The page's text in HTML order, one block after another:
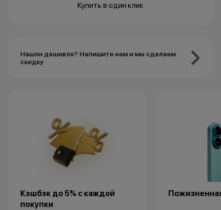
Купить в один клик
Нашли дешевле? Напишите нам и мы сделаем
скидку
Кэшбэк до 5% с каждой
покупки